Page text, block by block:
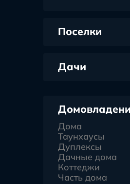
Поселки
Дачи
Дома
Таунхаусы
Дуплексы
Дачные дома
Коттеджи
Часть дома